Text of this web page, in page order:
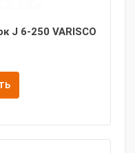
J 6-250 VARISCO